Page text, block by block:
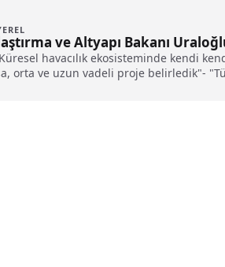
ve Altyapı Bakanı
havacılık ekosisteminde kendi
orta ve uzun vadeli proje belirledik"-